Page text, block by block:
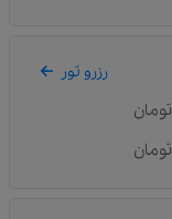
رزرو تور
تومان
تومان